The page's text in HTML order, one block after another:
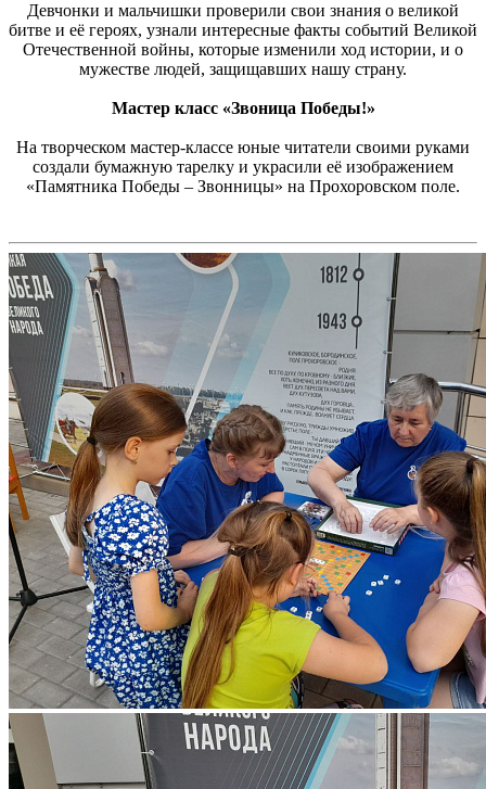
Девчонки и мальчишки проверили свои знания о великой
битве и её героях, узнали интересные факты событий Великой
Отечественной войны, которые изменили ход истории, и о
мужестве людей, защищавших нашу страну.
Мастер класс «Звоница Победы!»
На творческом мастер-классе юные читатели своими руками
создали бумажную тарелку и украсили её изображением
«Памятника Победы – Звонницы» на Прохоровском поле.